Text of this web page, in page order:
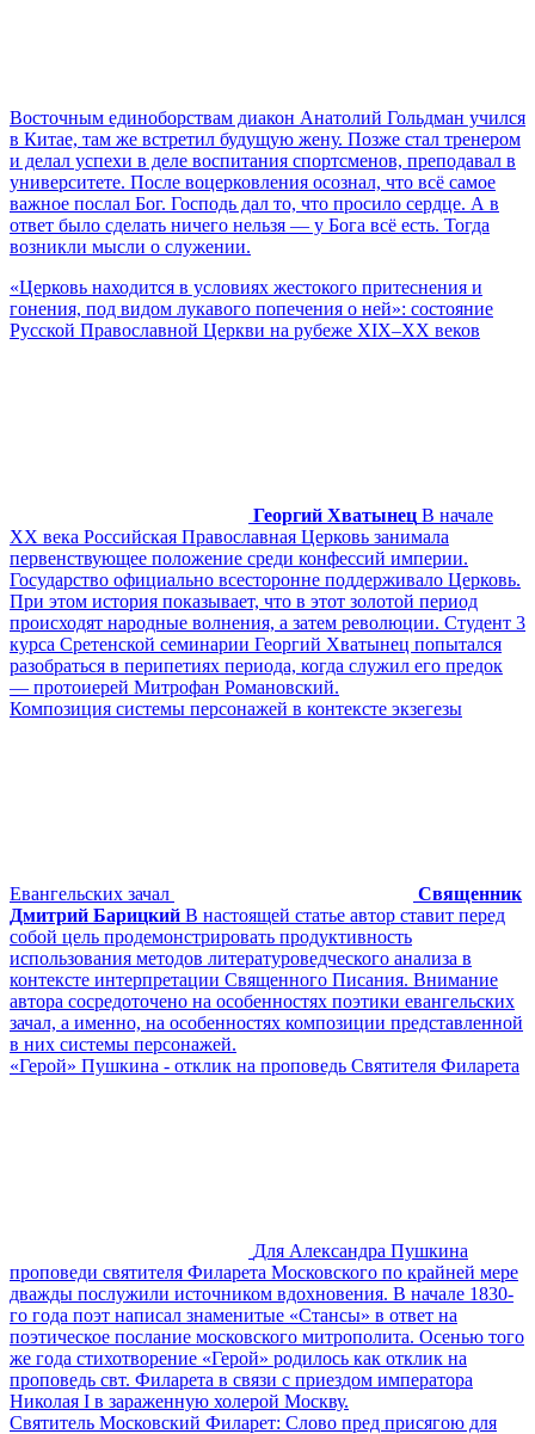
Восточным единоборствам диакон Анатолий Гольдман учился
в Китае, там же встретил будущую жену. Позже стал тренером
и делал успехи в деле воспитания спортсменов, преподавал в
университете. После воцерковления осознал, что всë самое
важное послал Бог. Господь дал то, что просило сердце. А в
ответ было сделать ничего нельзя — у Бога всё есть. Тогда
возникли мысли о служении.
«Церковь находится в условиях жестокого притеснения и
гонения, под видом лукавого попечения о ней»: состояние
Русской Православной Церкви на рубеже XIX–XX веков
Георгий Хватынец В начале
XX века Российская Православная Церковь занимала
первенствующее положение среди конфессий империи.
Государство официально всесторонне поддерживало Церковь.
При этом история показывает, что в этот золотой период
происходят народные волнения, а затем революции. Студент 3
курса Сретенской семинарии Георгий Хватынец попытался
разобраться в перипетиях периода, когда служил его предок
— протоиерей Митрофан Романовский.
Композиция системы персонажей в контексте экзегезы
Евангельских зачал
Священник
Дмитрий Барицкий В настоящей статье автор ставит перед
собой цель продемонстрировать продуктивность
использования методов литературоведческого анализа в
контексте интерпретации Священного Писания. Внимание
автора сосредоточено на особенностях поэтики евангельских
зачал, а именно, на особенностях композиции представленной
в них системы персонажей.
«Герой» Пушкина - отклик на проповедь Святителя Филарета
Для Александра Пушкина
проповеди святителя Филарета Московского по крайней мере
дважды послужили источником вдохновения. В начале 1830-
го года поэт написал знаменитые «Стансы» в ответ на
поэтическое послание московского митрополита. Осенью того
же года стихотворение «Герой» родилось как отклик на
проповедь свт. Филарета в связи с приездом императора
Николая I в зараженную холерой Москву.
Святитель Московский Филарет: Слово пред присягою для